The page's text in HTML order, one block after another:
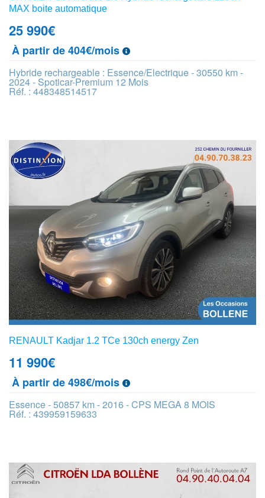
MAX boite automatique
25 990€
À partir de 404€/mois
Hybride rechargeable : Essence/Electrique - 30550 km -
2024 - Spoticar-Premium 12 Mois
Réf. : 448348514517
RENAULT Kadjar 1.2 TCe 130ch energy Zen
11 990€
À partir de 498€/mois
Essence - 50857 km - 2016 - CPS MEGA 8 MOIS
Réf. : 439959159633